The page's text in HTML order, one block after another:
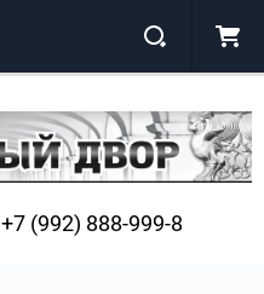
+7 (992) 888-999-8